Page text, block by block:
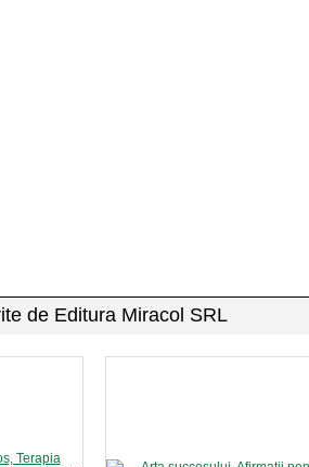
de Editura Miracol SRL